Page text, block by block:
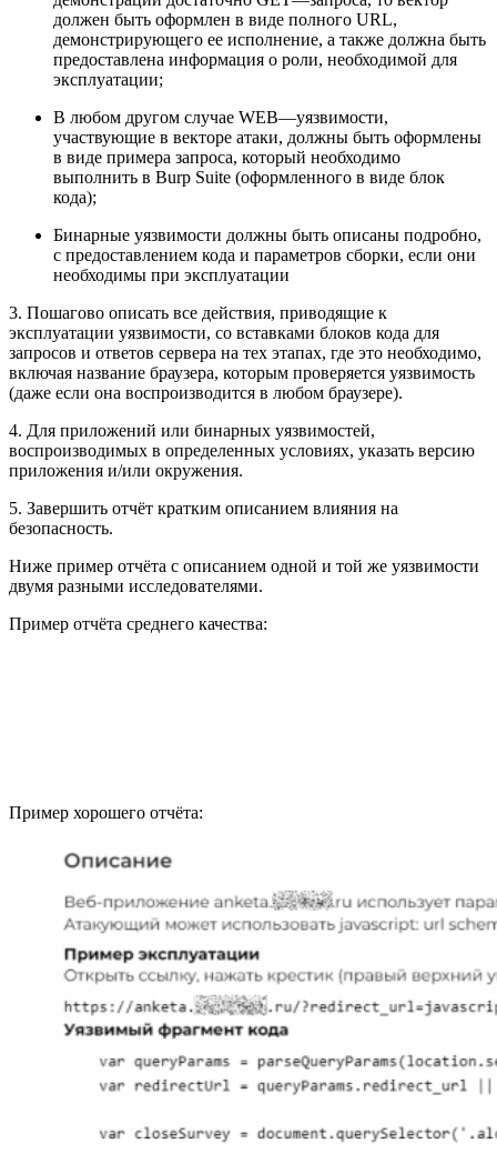
должен быть оформлен в виде полного URL,
демонстрирующего ее исполнение, а также должна быть
предоставлена информация о роли, необходимой для
эксплуатации;
В любом другом случае WEB—уязвимости,
участвующие в векторе атаки, должны быть оформлены
в виде примера запроса, который необходимо
выполнить в Burp Suite (оформленного в виде блок
кода);
Бинарные уязвимости должны быть описаны подробно,
с предоставлением кода и параметров сборки, если они
необходимы при эксплуатации
3. Пошагово описать все действия, приводящие к
эксплуатации уязвимости, со вставками блоков кода для
запросов и ответов сервера на тех этапах, где это необходимо,
включая название браузера, которым проверяется уязвимость
(даже если она воспроизводится в любом браузере).
4. Для приложений или бинарных уязвимостей,
воспроизводимых в определенных условиях, указать версию
приложения и/или окружения.
5. Завершить отчёт кратким описанием влияния на
безопасность.
Ниже пример отчёта с описанием одной и той же уязвимости
двумя разными исследователями.
Пример отчёта среднего качества:
Пример хорошего отчёта: